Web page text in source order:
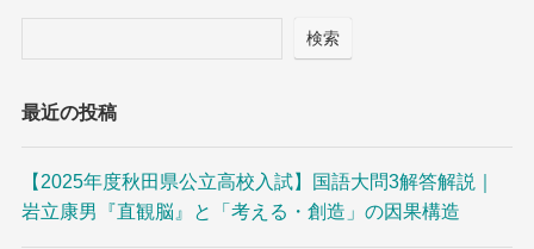
検索
最近の投稿
【2025年度秋田県公立高校入試】国語大問3解答解説｜
岩立康男『直観脳』と「考える・創造」の因果構造